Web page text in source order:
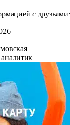
с друзьями: